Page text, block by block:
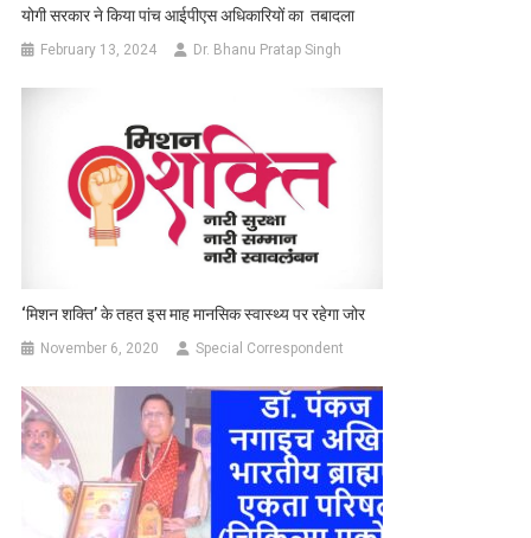
योगी सरकार ने किया पांच आईपीएस अधिकारियों का तबादला
February 13, 2024 Dr. Bhanu Pratap Singh
‘मिशन शक्ति’ के तहत इस माह मानसिक स्वास्थ्य पर रहेगा जोर
November 6, 2020 Special Correspondent